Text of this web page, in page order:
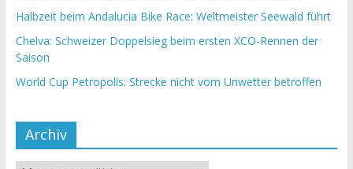
Halbzeit beim Andalucia Bike Race: Weltmeister Seewald führt
Chelva: Schweizer Doppelsieg beim ersten XCO-Rennen der
Saison
World Cup Petropolis: Strecke nicht vom Unwetter betroffen
Archiv